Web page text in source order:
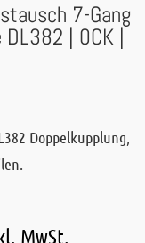
7-Gang
DL382 | 0CK |
Doppelkupplung,
MwSt.